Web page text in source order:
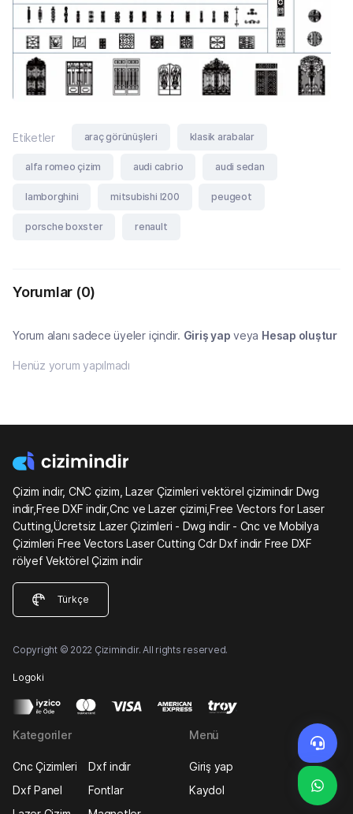
Etiketler araç görünüşleri klasik arabalar
alfa romeo çizim audi cabrio audi sedan
lamborghini mitsubishi l200 peugeot
porsche boxster renault
Yorumlar (0)
Yorum alanı sadece üyeler içindir. Giriş yap veya Hesap oluştur
Henüz yorum yapılmadı
Çizim indir, CNC çizim, Lazer Çizimleri vektörel çizimindir Dwg
indir,Free DXF indir,Cnc ve Lazer çizimi,Free Vectors for Laser
Cutting,Ücretsiz Lazer Çizimleri - Dwg indir - Cnc ve Mobilya
Çizimleri Free Vectors Laser Cutting Cdr Dxf indir Free DXF
rölyef Vektörel Çizim indir
Türkçe
Copyright © 2022 Çizimindir. All rights reserved.
Logoki
Kategoriler
Cnc Çizimleri
Dxf indir
Dxf Panel
Fontlar
Menü
Giriş yap
Kaydol